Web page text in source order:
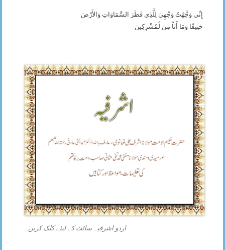
إِنِّي وَجَّهْتُ وَجْهِيَ لِلَّذِي فَطَرَ السَّمَاوَاتِ وَالأَرْضَ
حَنِيفًا وَمَا أَنَاْ مِنَ لْمُشْرِكِينَ
اردو اشرفیہ سائٹ کے لیئے کلک کریں۔